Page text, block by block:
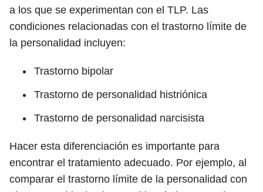
a los que se experimentan con el TLP. Las
condiciones relacionadas con el trastorno límite de
la personalidad incluyen:
Trastorno bipolar
Trastorno de personalidad histriónica
Trastorno de personalidad narcisista
Hacer esta diferenciación es importante para
encontrar el tratamiento adecuado. Por ejemplo, al
comparar el trastorno límite de la personalidad con